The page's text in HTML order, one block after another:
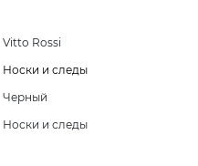
Vitto Rossi
Носки и следы
Черный
Носки и следы